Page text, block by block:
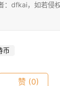
：dfkai，如若侵
币
赞 (0)